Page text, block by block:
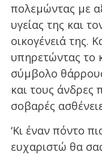
πολεμώντας με
υγείας της και
οικογένειά της.
υπηρετώντας το
σύμβολο
και τους άνδρες
σοβαρές
‘Κι έναν πόντο
ευχαριστώ θα